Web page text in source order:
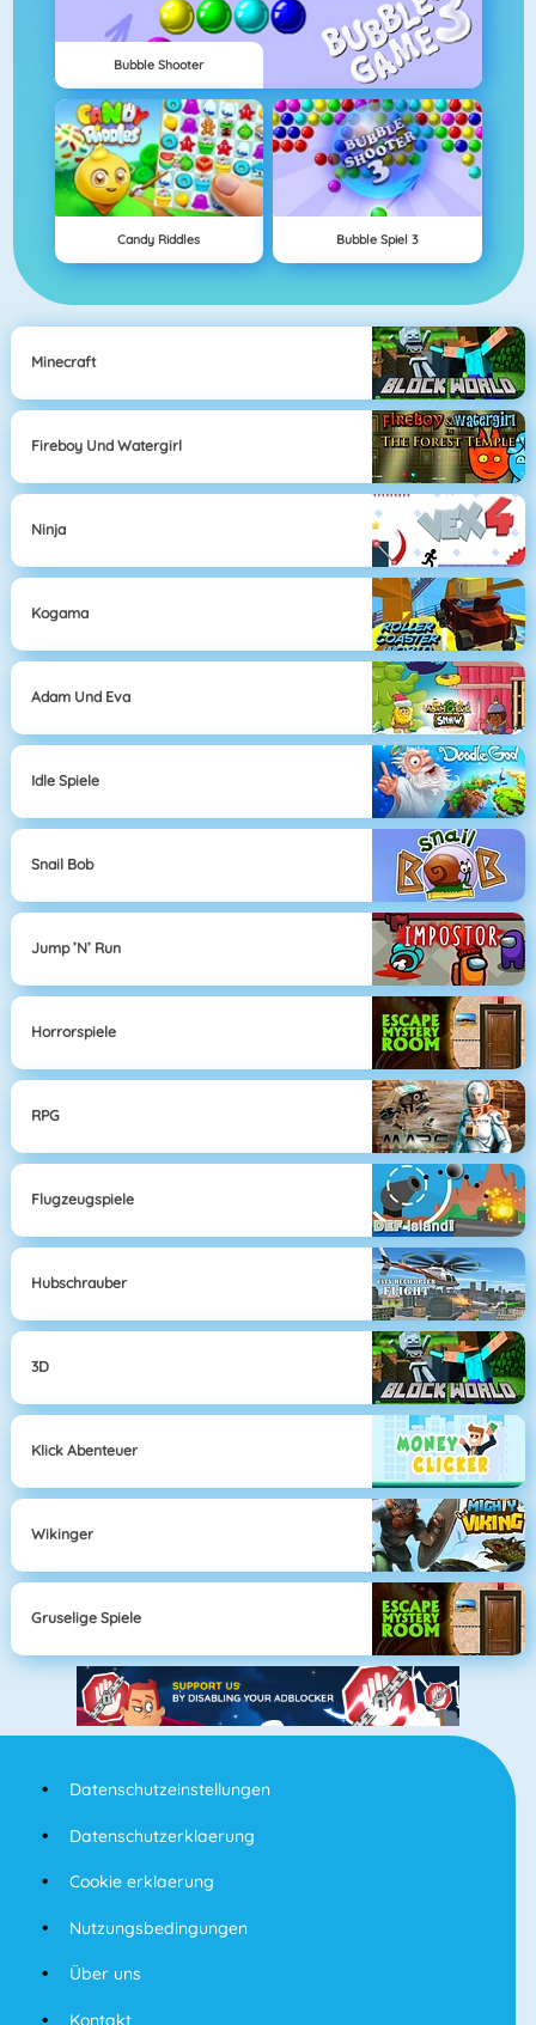
Bubble Shooter
Candy Riddles Bubble Spiel 3
Minecraft
Fireboy Und Watergirl
Ninja
Kogama
Adam Und Eva
Idle Spiele
Snail Bob
Jump ’n’ Run
Horrorspiele
RPG
Flugzeugspiele
Hubschrauber
3D
Klick Abenteuer
Wikinger
Gruselige Spiele
Datenschutzeinstellungen
Datenschutzerklaerung
Cookie erklaerung
Nutzungsbedingungen
Über uns
Kontakt